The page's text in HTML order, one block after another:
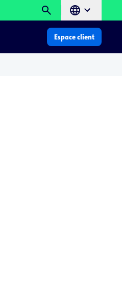
search language chevron_right
Espace client